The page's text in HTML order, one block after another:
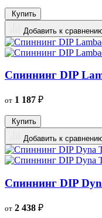
Купить
Добавить к
Спиннинг DIP
от 1 187 ₽
Купить
Добавить к
Спиннинг DIP
от 2 438 ₽